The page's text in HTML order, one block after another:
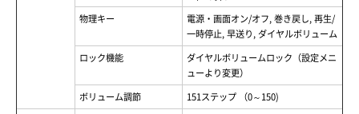
物理キー
電源・画面オン/オフ, 巻き戻し, 再生/
一時停止, 早送り, ダイヤルボリューム
ロック機能
ダイヤルボリュームロック（設定メニ
ューより変更）
ボリューム調節 151ステップ （0～150)